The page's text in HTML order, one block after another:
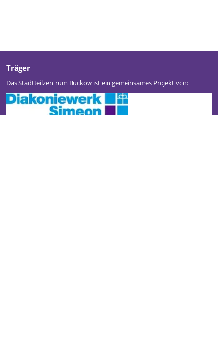
Träger
Das Stadtteilzentrum Buckow ist ein gemeinsames Projekt von: